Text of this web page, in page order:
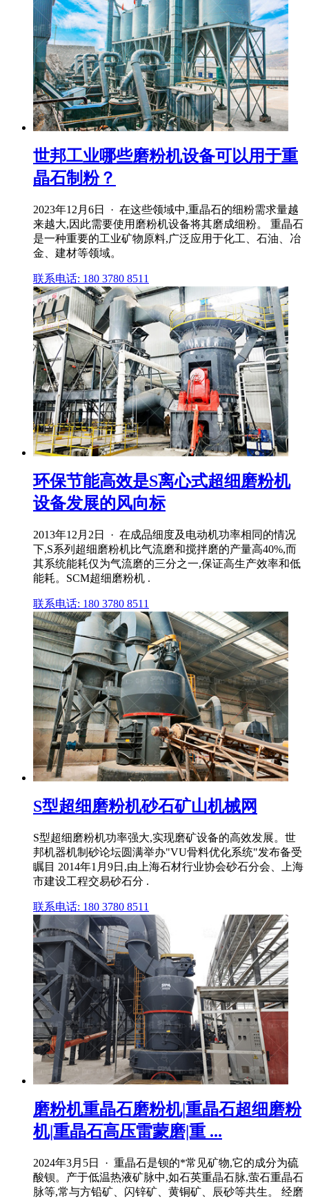
世邦工业哪些磨粉机设备可以用于重
晶石制粉？
2023年12月6日 · 在这些领域中,重晶石的细粉需求量越
来越大,因此需要使用磨粉机设备将其磨成细粉。 重晶石
是一种重要的工业矿物原料,广泛应用于化工、石油、冶
金、建材等领域。
联系电话: 180 3780 8511
环保节能高效是S离心式超细磨粉机
设备发展的风向标
2013年12月2日 · 在成品细度及电动机功率相同的情况
下,S系列超细磨粉机比气流磨和搅拌磨的产量高40%,而
其系统能耗仅为气流磨的三分之一,保证高生产效率和低
能耗。SCM超细磨粉机 .
联系电话: 180 3780 8511
S型超细磨粉机砂石矿山机械网
S型超细磨粉机功率强大,实现磨矿设备的高效发展。世
邦机器机制砂论坛圆满举办"VU骨料优化系统"发布备受
瞩目 2014年1月9日,由上海石材行业协会砂石分会、上海
市建设工程交易砂石分 .
联系电话: 180 3780 8511
磨粉机重晶石磨粉机|重晶石超细磨粉
机|重晶石高压雷蒙磨|重 ...
2024年3月5日 · 重晶石是钡的*常见矿物,它的成分为硫
酸钡。产于低温热液矿脉中,如石英重晶石脉,萤石重晶石
脉等,常与方铅矿、闪锌矿、黄铜矿、辰砂等共生。 经磨